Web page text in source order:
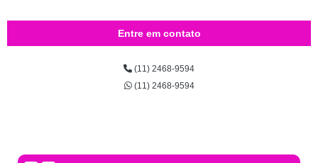
Entre em contato
(11) 2468-9594
(11) 2468-9594